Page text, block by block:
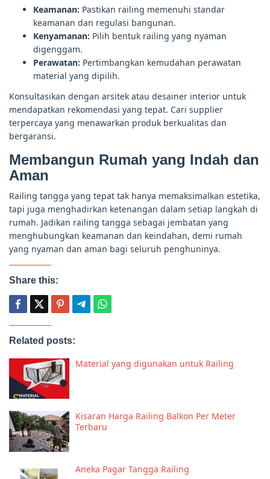
Keamanan: Pastikan railing memenuhi standar
keamanan dan regulasi bangunan.
Kenyamanan: Pilih bentuk railing yang nyaman
digenggam.
Perawatan: Pertimbangkan kemudahan perawatan
material yang dipilih.
Konsultasikan dengan arsitek atau desainer interior untuk
mendapatkan rekomendasi yang tepat. Cari supplier
terpercaya yang menawarkan produk berkualitas dan
bergaransi.
Membangun Rumah yang Indah dan
Aman
Railing tangga yang tepat tak hanya memaksimalkan estetika,
tapi juga menghadirkan ketenangan dalam setiap langkah di
rumah. Jadikan railing tangga sebagai jembatan yang
menghubungkan keamanan dan keindahan, demi rumah
yang nyaman dan aman bagi seluruh penghuninya.
Share this:
Related posts:
Material yang digunakan untuk Railing
Kisaran Harga Railing Balkon Per Meter
Terbaru
Aneka Pagar Tangga Railing